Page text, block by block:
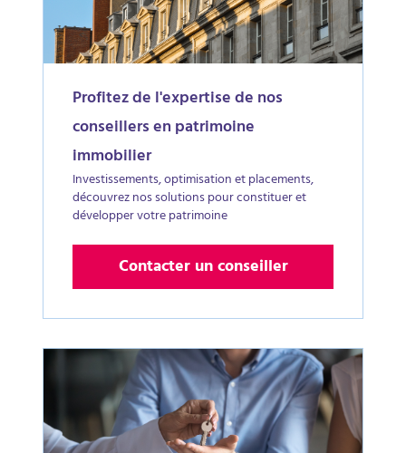
Profitez de l'expertise de nos
conseillers en patrimoine
immobilier
Investissements, optimisation et placements,
découvrez nos solutions pour constituer et
développer votre patrimoine
Contacter un conseiller